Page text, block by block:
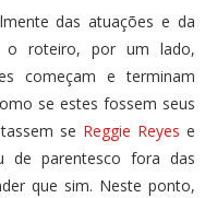
das atuações e da
o roteiro, por um lado,
começam e terminam
se estes fossem seus
se Reggie Reyes e
de parentesco fora das
que sim. Neste ponto,